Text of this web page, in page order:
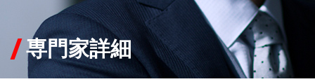
CONSULTING
SERVICE
COMPANY
専門家詳細